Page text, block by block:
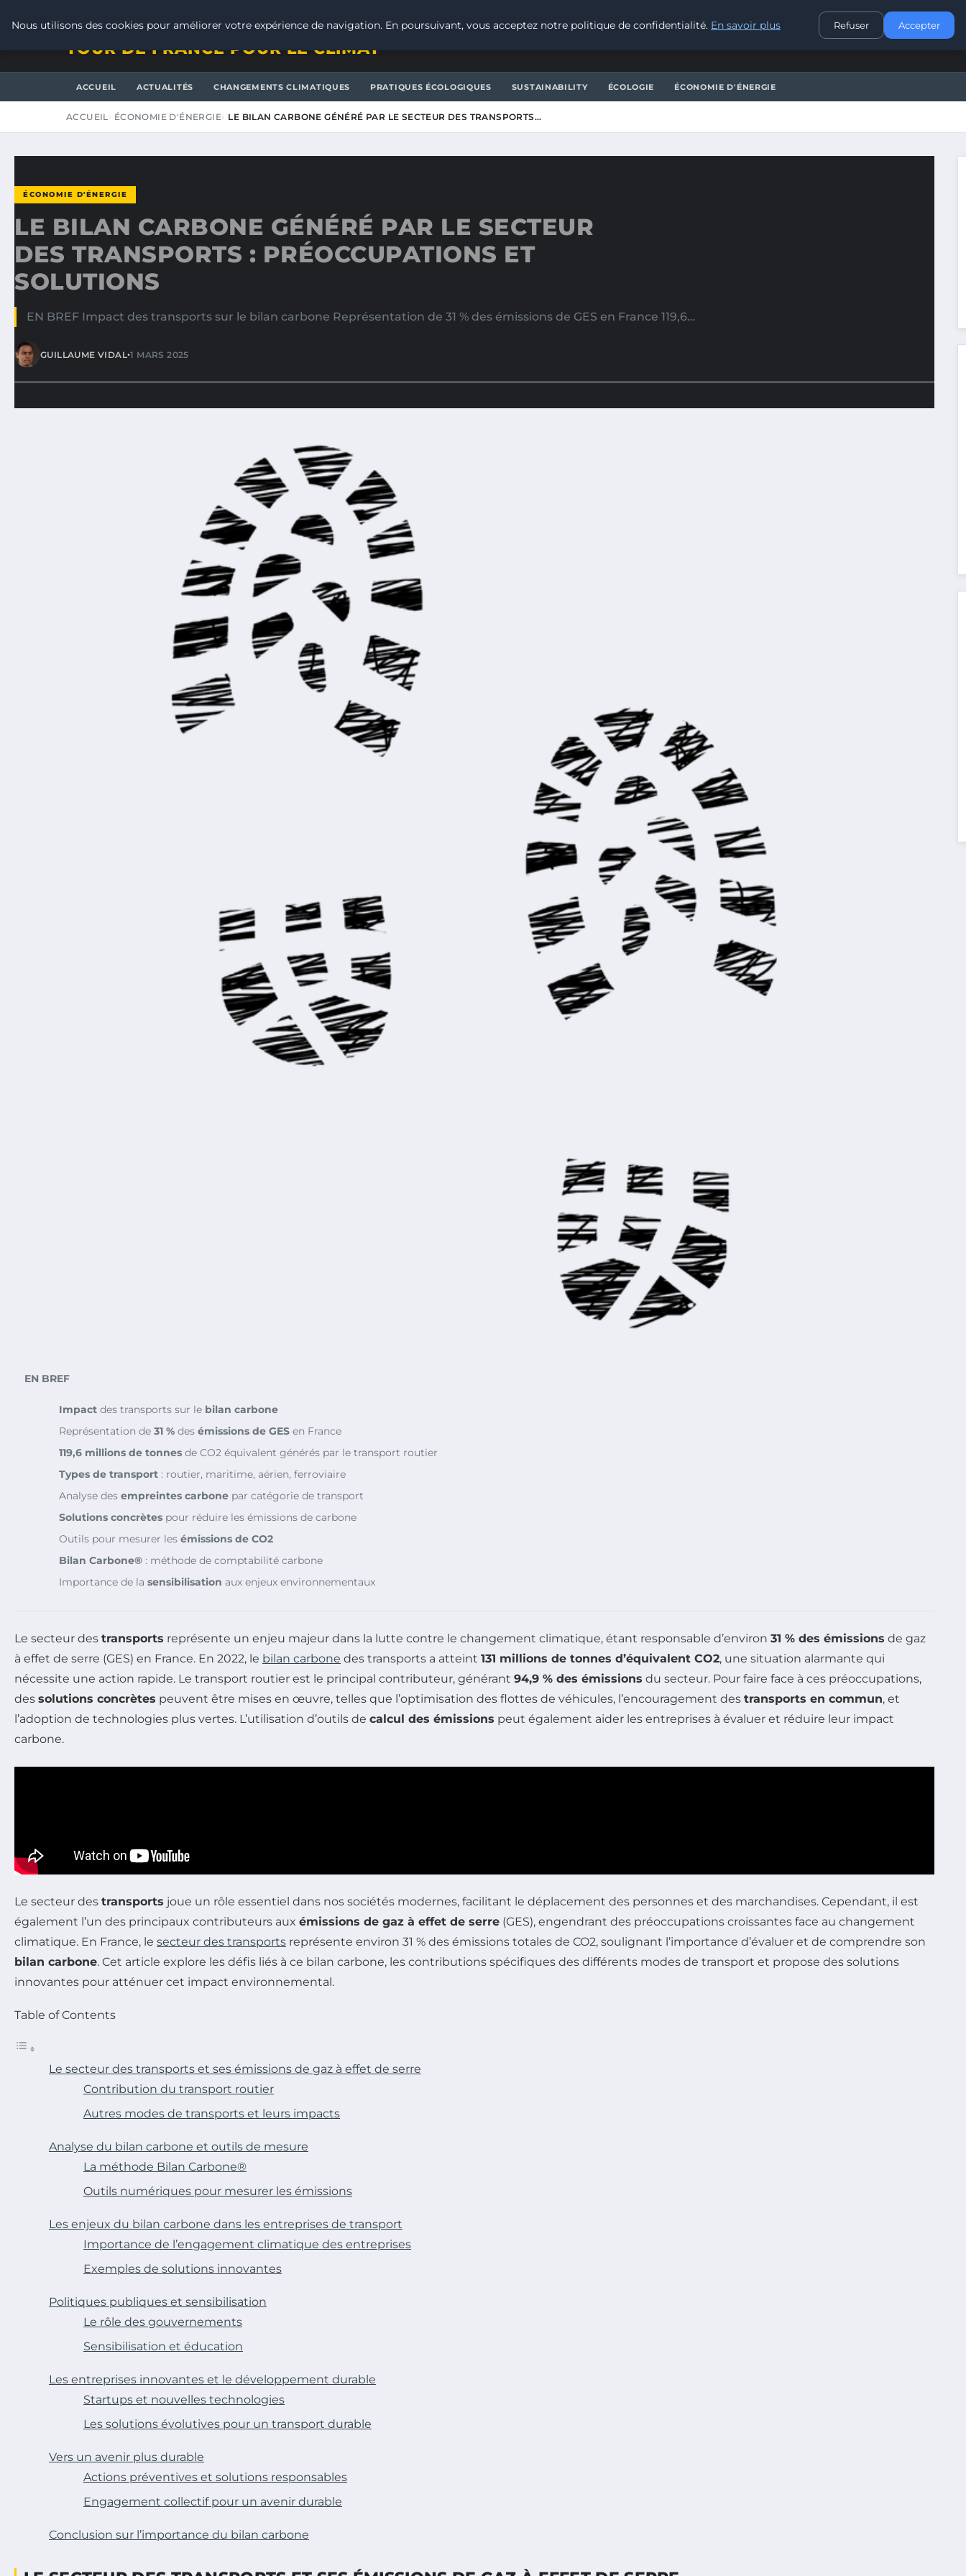
CONTACT
TOUR DE FRANCE POUR LE CLIMAT
ACCUEIL ACTUALITÉS CHANGEMENTS CLIMATIQUES PRATIQUES ÉCOLOGIQUES SUSTAINABILITY ÉCOLOGIE ÉCONOMIE D'ÉNERGIE
ACCUEIL ÉCONOMIE D'ÉNERGIE LE BILAN CARBONE GÉNÉRÉ PAR LE SECTEUR DES TRANSPORTS…
ÉCONOMIE D'ÉNERGIE
LE BILAN CARBONE GÉNÉRÉ PAR LE SECTEUR
DES TRANSPORTS : PRÉOCCUPATIONS ET
SOLUTIONS
EN BREF Impact des transports sur le bilan carbone Représentation de 31 % des émissions de GES en France 119,6…
GUILLAUME VIDAL•1 MARS 2025
EN BREF
Impact des transports sur le bilan carbone
Représentation de 31 % des émissions de GES en France
119,6 millions de tonnes de CO2 équivalent générés par le transport routier
Types de transport : routier, maritime, aérien, ferroviaire
Analyse des empreintes carbone par catégorie de transport
Solutions concrètes pour réduire les émissions de carbone
Outils pour mesurer les émissions de CO2
Bilan Carbone® : méthode de comptabilité carbone
Importance de la sensibilisation aux enjeux environnementaux
Le secteur des transports représente un enjeu majeur dans la lutte contre le changement climatique, étant responsable d’environ 31 % des émissions de gaz
à effet de serre (GES) en France. En 2022, le bilan carbone des transports a atteint 131 millions de tonnes d’équivalent CO2, une situation alarmante qui
nécessite une action rapide. Le transport routier est le principal contributeur, générant 94,9 % des émissions du secteur. Pour faire face à ces préoccupations,
des solutions concrètes peuvent être mises en œuvre, telles que l’optimisation des flottes de véhicules, l’encouragement des transports en commun, et
l’adoption de technologies plus vertes. L’utilisation d’outils de calcul des émissions peut également aider les entreprises à évaluer et réduire leur impact
carbone.
Le secteur des transports joue un rôle essentiel dans nos sociétés modernes, facilitant le déplacement des personnes et des marchandises. Cependant, il est
également l’un des principaux contributeurs aux émissions de gaz à effet de serre (GES), engendrant des préoccupations croissantes face au changement
climatique. En France, le secteur des transports représente environ 31 % des émissions totales de CO2, soulignant l’importance d’évaluer et de comprendre son
bilan carbone. Cet article explore les défis liés à ce bilan carbone, les contributions spécifiques des différents modes de transport et propose des solutions
innovantes pour atténuer cet impact environnemental.
Table of Contents
Le secteur des transports et ses émissions de gaz à effet de serre
Contribution du transport routier
Autres modes de transports et leurs impacts
Analyse du bilan carbone et outils de mesure
La méthode Bilan Carbone®
Outils numériques pour mesurer les émissions
Les enjeux du bilan carbone dans les entreprises de transport
Importance de l’engagement climatique des entreprises
Exemples de solutions innovantes
Politiques publiques et sensibilisation
Le rôle des gouvernements
Sensibilisation et éducation
Les entreprises innovantes et le développement durable
Startups et nouvelles technologies
Les solutions évolutives pour un transport durable
Vers un avenir plus durable
Actions préventives et solutions responsables
Engagement collectif pour un avenir durable
Conclusion sur l’importance du bilan carbone
Nous utilisons des cookies pour améliorer votre expérience de navigation. En poursuivant, vous acceptez notre politique de confidentialité. En savoir plus Refuser Accepter